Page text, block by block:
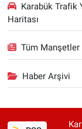
Karabük Trafik
Haritası
Tüm Manşetler
Haber Arşivi